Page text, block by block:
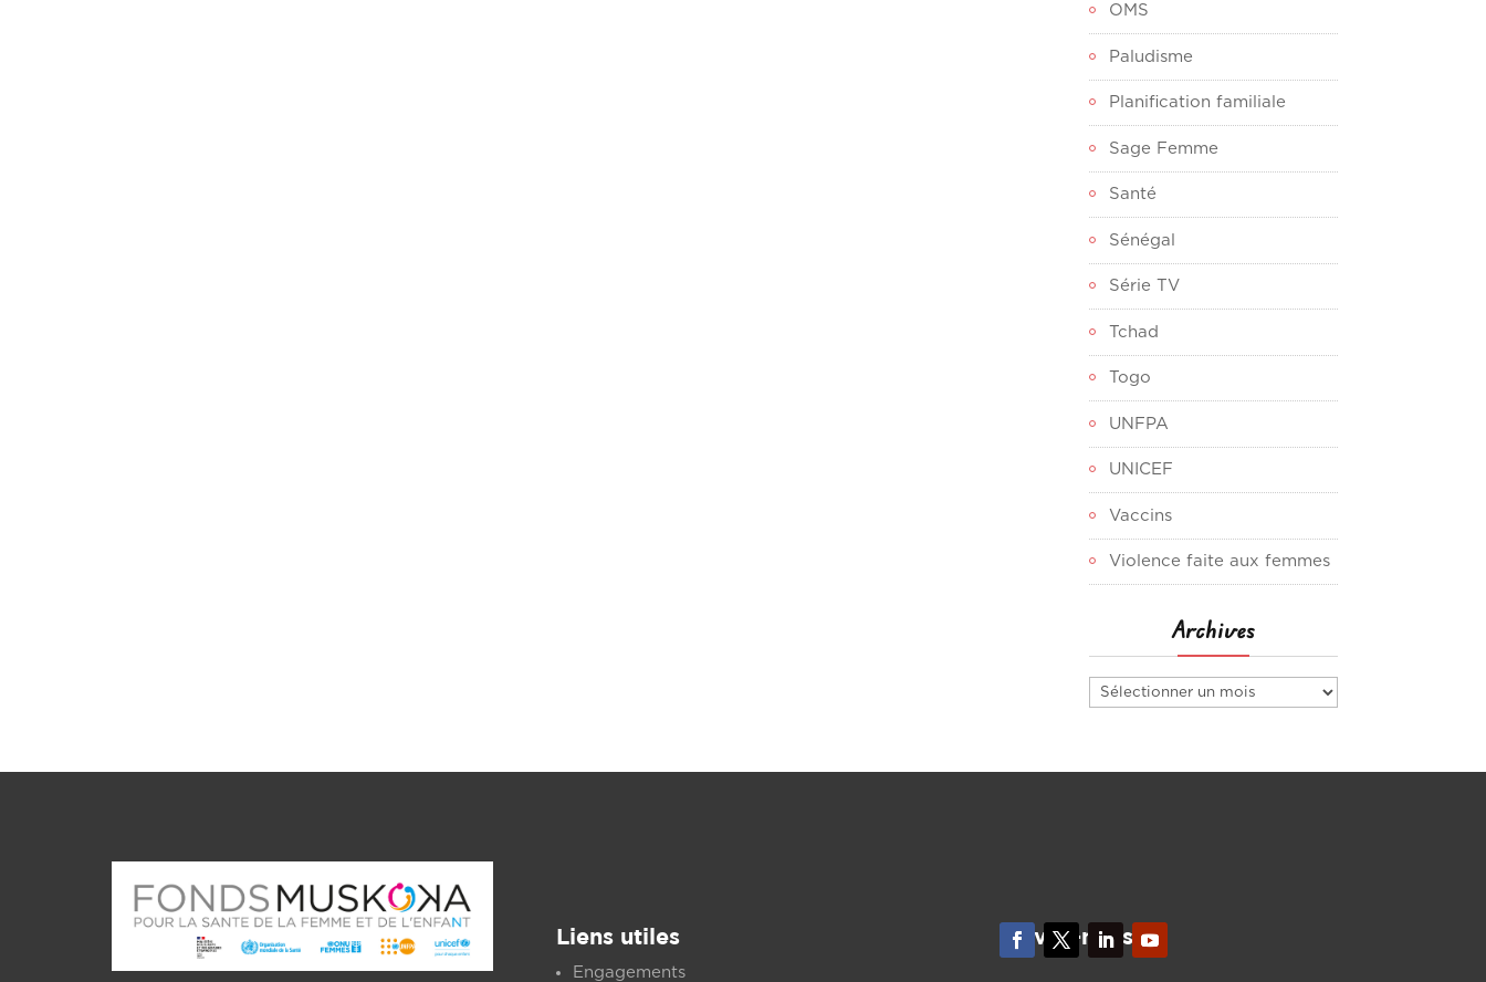
OMS
Paludisme
Planification familiale
Sage Femme
Santé
Sénégal
Série TV
Tchad
Togo
UNFPA
UNICEF
Vaccins
Violence faite aux femmes
Archives
Archives
Liens utiles
Engagements
Suivez-nous